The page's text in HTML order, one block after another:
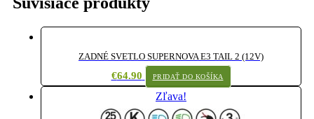
ZADNÉ SVETLO SUPERNOVA E3 TAIL 2 (12V)
€64.90 PRIDAŤ DO KOŠÍKA
Zľava!